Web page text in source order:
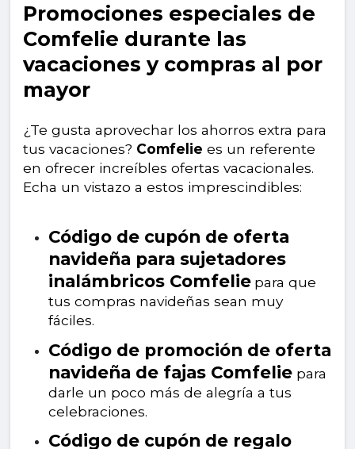
Promociones especiales de
Comfelie durante las
vacaciones y compras al por
mayor
¿Te gusta aprovechar los ahorros extra para
tus vacaciones? Comfelie es un referente
en ofrecer increíbles ofertas vacacionales.
Echa un vistazo a estos imprescindibles:
Código de cupón de oferta
navideña para sujetadores
inalámbricos Comfelie para que
tus compras navideñas sean muy
fáciles.
Código de promoción de oferta
navideña de fajas Comfelie para
darle un poco más de alegría a tus
celebraciones.
Código de cupón de regalo